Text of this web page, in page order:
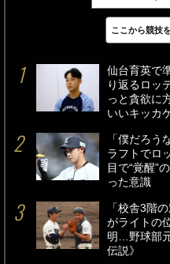
最新
仙台育英で
り返るロッ
っと貪欲に
いいキッカ
「僕だろう
ラフトでロ
目で“覚醒”
った意識
「校舎3階
がライトの
明…野球部
伝説》
ここから競技